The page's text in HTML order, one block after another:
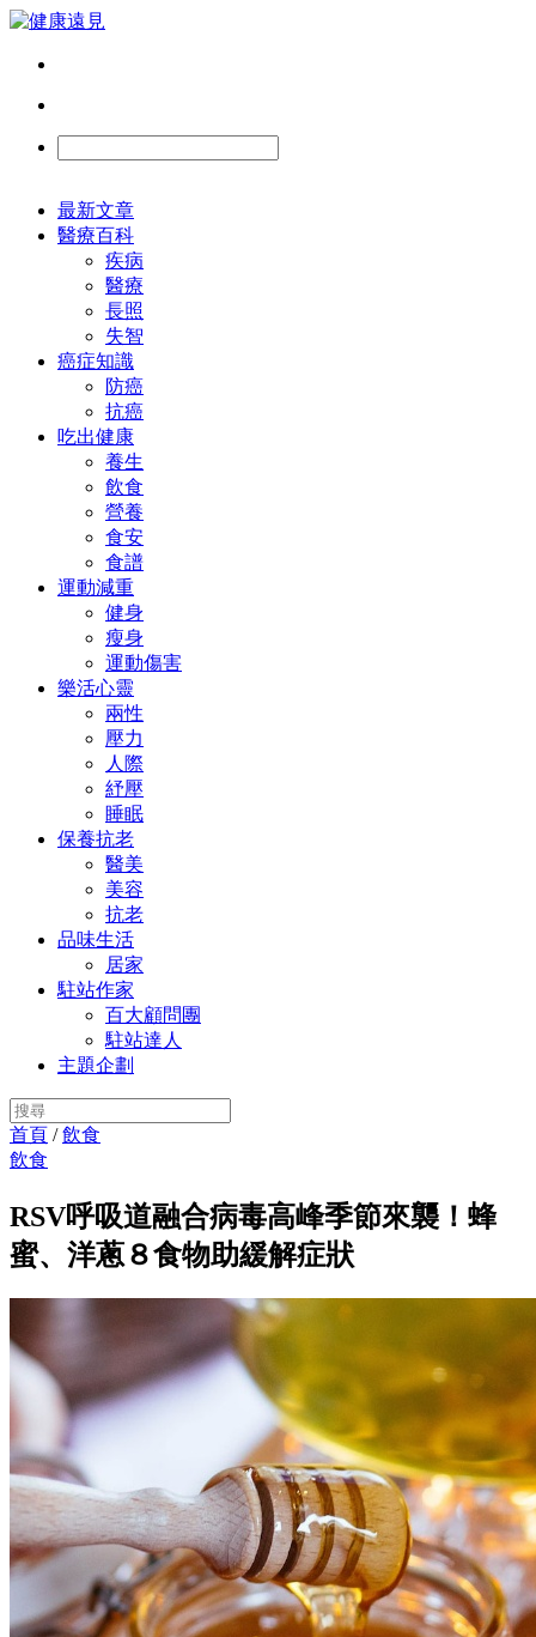
最新文章
醫療百科
疾病
醫療
長照
失智
癌症知識
防癌
抗癌
吃出健康
養生
飲食
營養
食安
食譜
運動減重
健身
瘦身
運動傷害
樂活心靈
兩性
壓力
人際
紓壓
睡眠
保養抗老
醫美
美容
抗老
品味生活
居家
駐站作家
百大顧問團
駐站達人
主題企劃
首頁 /飲食
飲食
RSV呼吸道融合病毒高峰季節來襲！蜂
蜜、洋蔥８食物助緩解症狀